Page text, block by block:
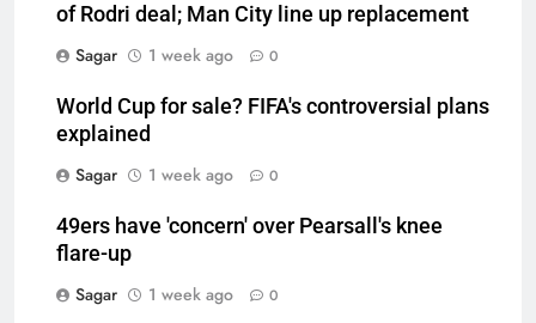
of Rodri deal; Man City line up replacement
Sagar
1 week ago 0
World Cup for sale? FIFA's controversial plans
explained
Sagar
1 week ago 0
49ers have 'concern' over Pearsall's knee
flare-up
Sagar
1 week ago 0